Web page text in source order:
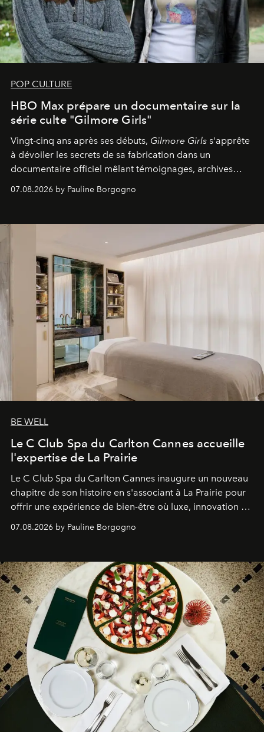
POP CULTURE
HBO Max prépare un documentaire sur la
série culte "Gilmore Girls"
Vingt-cinq ans après ses débuts, Gilmore Girls s'apprête
à dévoiler les secrets de sa fabrication dans un
documentaire officiel mêlant témoignages, archives
générationnel.
07.08.2026 by Pauline Borgogno
BE WELL
Le C Club Spa du Carlton Cannes accueille
l'expertise de La Prairie
Le C Club Spa du Carlton Cannes inaugure un nouveau
chapitre de son histoire en s'associant à La Prairie pour
offrir une expérience de bien-être où luxe, innovation et
07.08.2026 by Pauline Borgogno